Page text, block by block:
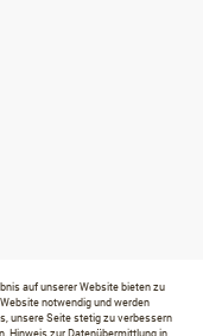
auf unserer Website bieten zu
notwendig und werden
unsere Seite stetig zu verbessern